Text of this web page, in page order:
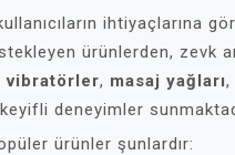
ihtiyaçlarına
ürünlerden, zevk
vibratörler, masaj yağları,
deneyimler
ürünler şunlardır: